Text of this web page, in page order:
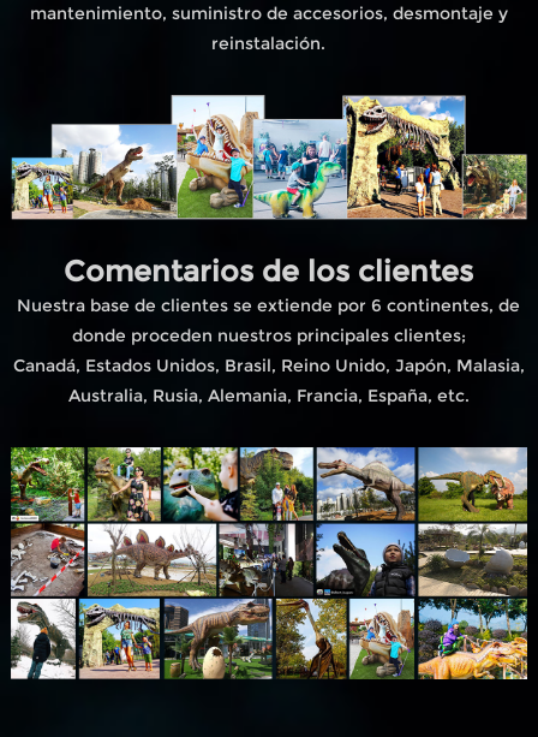
mantenimiento, suministro de accesorios, desmontaje y
reinstalación.
Comentarios de los clientes
Nuestra base de clientes se extiende por 6 continentes, de
donde proceden nuestros principales clientes;
Canadá, Estados Unidos, Brasil, Reino Unido, Japón, Malasia,
Australia, Rusia, Alemania, Francia, España, etc.